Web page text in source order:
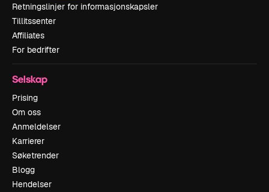
Retningslinjer for informasjonskapsler
Tillitssenter
Affiliates
For bedrifter
Selskap
Prising
Om oss
Anmeldelser
Karrierer
Søketrender
Blogg
Hendelser